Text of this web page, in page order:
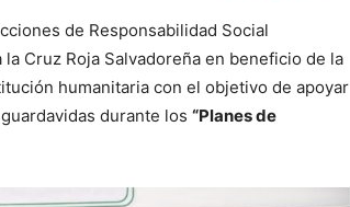
de Responsabilidad Social
Cruz Roja Salvadoreña en beneficio de la
humanitaria con el objetivo de apoyar
durante los “Planes de